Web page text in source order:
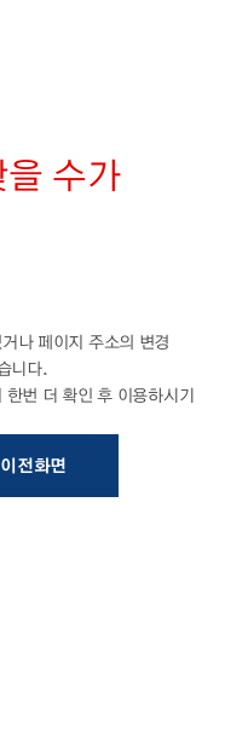
수가
나 페이지 주소의 변경
니다.
한번 더 확인 후 이용하시기
이전화면